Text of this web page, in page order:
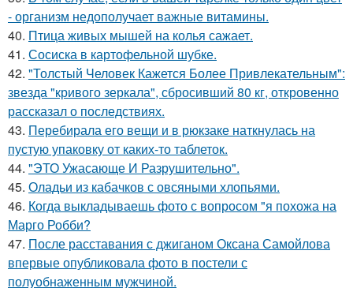
- организм недополучает важные витамины.
40. Птица живых мышей на колья сажает.
41. Сосиска в картофельной шубке.
42. "Толстый Человек Кажется Более Привлекательным":
звезда "кривого зеркала", сбросивший 80 кг, откровенно
рассказал о последствиях.
43. Перебирала его вещи и в рюкзаке наткнулась на
пустую упаковку от каких-то таблеток.
44. "ЭТО Ужасающе И Разрушительно".
45. Оладьи из кабачков с овсяными хлопьями.
46. Когда выкладываешь фото с вопросом "я похожа на
Марго Робби?
47. После расставания с джиганом Оксана Самойлова
впервые опубликовала фото в постели с
полуобнаженным мужчиной.